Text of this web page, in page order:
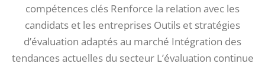
compétences clés Renforce la relation avec les
candidats et les entreprises Outils et stratégies
d’évaluation adaptés au marché Intégration des
tendances actuelles du secteur L’évaluation continue